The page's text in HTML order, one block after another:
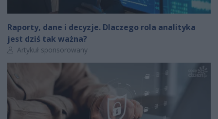
Raporty, dane i decyzje. Dlaczego rola analityka
jest dziś tak ważna?
Autor artykułu:
Artykuł sponsorowany